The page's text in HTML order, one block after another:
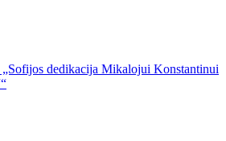
dedikacija Mikalojui Konstantinui